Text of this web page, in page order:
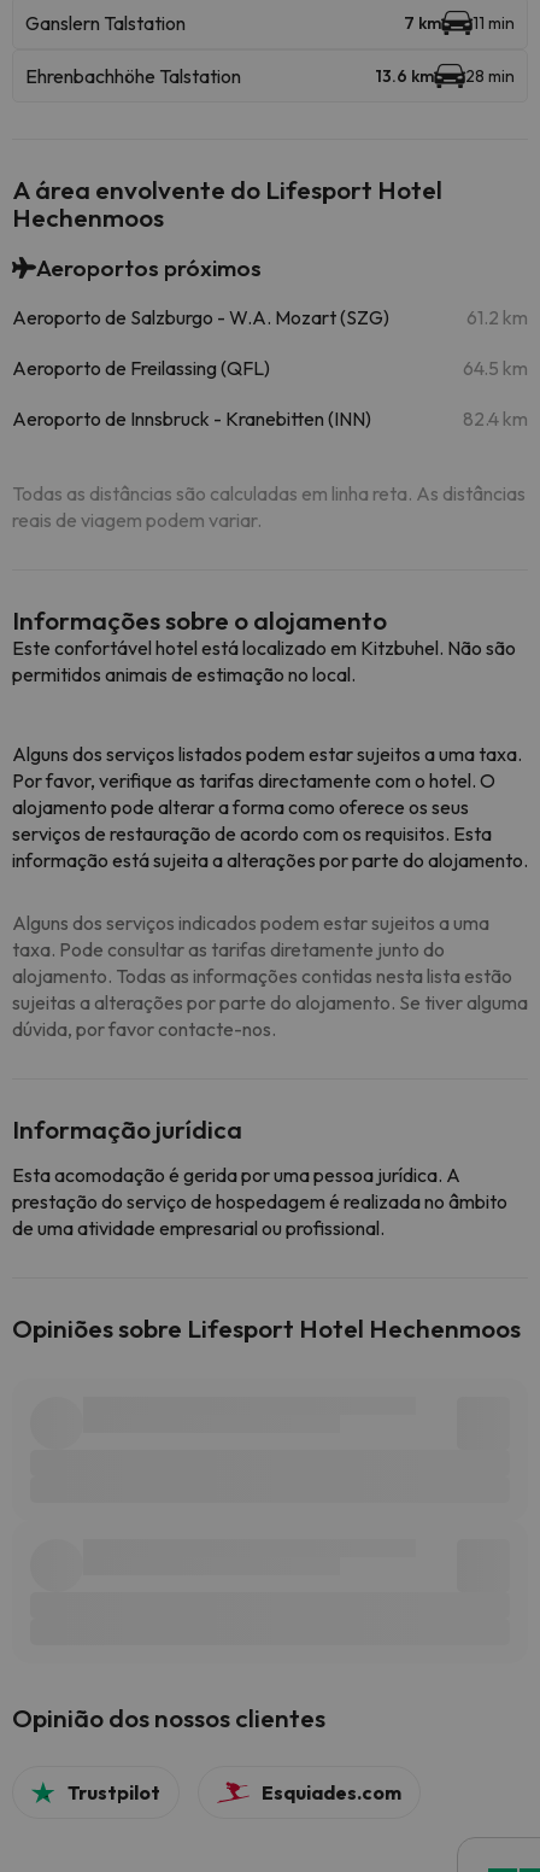
Ganslern Talstation 7 km 11 min
Ehrenbachhöhe Talstation 13.6 km 28 min
A área envolvente do Lifesport Hotel
Hechenmoos
Aeroportos próximos
Aeroporto de Salzburgo - W.A. Mozart (SZG) 61.2 km
Aeroporto de Freilassing (QFL) 64.5 km
Aeroporto de Innsbruck - Kranebitten (INN) 82.4 km
Todas as distâncias são calculadas em linha reta. As distâncias
reais de viagem podem variar.
Informações sobre o alojamento
Este confortável hotel está localizado em Kitzbuhel. Não são
permitidos animais de estimação no local.
Alguns dos serviços listados podem estar sujeitos a uma taxa.
Por favor, verifique as tarifas directamente com o hotel. O
alojamento pode alterar a forma como oferece os seus
serviços de restauração de acordo com os requisitos. Esta
informação está sujeita a alterações por parte do alojamento.
Alguns dos serviços indicados podem estar sujeitos a uma
taxa. Pode consultar as tarifas diretamente junto do
alojamento. Todas as informações contidas nesta lista estão
sujeitas a alterações por parte do alojamento. Se tiver alguma
dúvida, por favor contacte-nos.
Informação jurídica
Esta acomodação é gerida por uma pessoa jurídica. A
prestação do serviço de hospedagem é realizada no âmbito
de uma atividade empresarial ou profissional.
Opiniões sobre Lifesport Hotel Hechenmoos
Opinião dos nossos clientes
Trustpilot Esquiades.com